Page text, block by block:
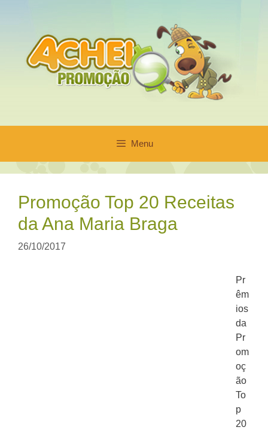
conteúdo
Menu
Promoção Top 20 Receitas
da Ana Maria Braga
26/10/2017
Pr
êm
ios
da
Pr
om
oç
ão
To
p
20